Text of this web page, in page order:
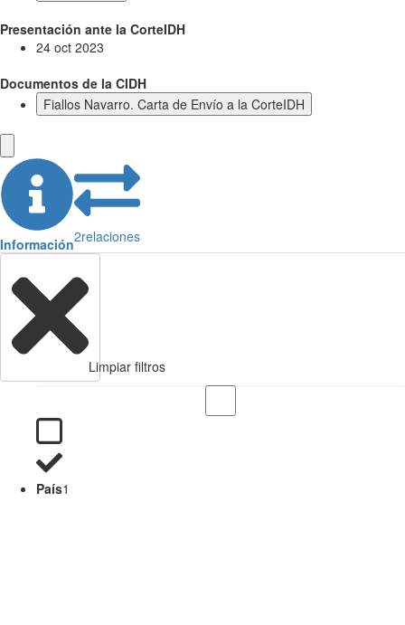
Presentación ante la CorteIDH
24 oct 2023
Documentos de la CIDH
Fiallos Navarro. Carta de Envío a la CorteIDH
Información2relaciones
Limpiar filtros
País1